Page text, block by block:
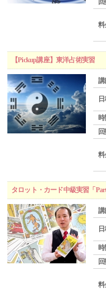
料
【Pickup講座】東洋占術実習
講
時
料
タロット・カード中級実習「
講
時
料